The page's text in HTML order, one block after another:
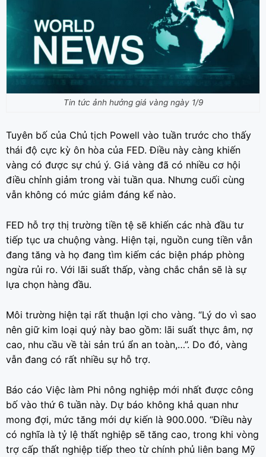
Tin tức ảnh hưởng giá vàng ngày 1/9
Tuyên bố của Chủ tịch Powell vào tuần trước cho thấy
thái độ cực kỳ ôn hòa của FED. Điều này càng khiến
vàng có được sự chú ý. Giá vàng đã có nhiều cơ hội
điều chỉnh giảm trong vài tuần qua. Nhưng cuối cùng
vẫn không có mức giảm đáng kể nào.
FED hỗ trợ thị trường tiền tệ sẽ khiến các nhà đầu tư
tiếp tục ưa chuộng vàng. Hiện tại, nguồn cung tiền vẫn
đang tăng và họ đang tìm kiếm các biện pháp phòng
ngừa rủi ro. Với lãi suất thấp, vàng chắc chắn sẽ là sự
lựa chọn hàng đầu.
Môi trường hiện tại rất thuận lợi cho vàng. “Lý do vì sao
nên giữ kim loại quý này bao gồm: lãi suất thực âm, nợ
cao, nhu cầu về tài sản trú ẩn an toàn,…”. Do đó, vàng
vẫn đang có rất nhiều sự hỗ trợ.
Báo cáo Việc làm Phi nông nghiệp mới nhất được công
bố vào thứ 6 tuần này. Dự báo không khả quan như
mong đợi, mức tăng mới dự kiến là 900.000. “Điều này
có nghĩa là tỷ lệ thất nghiệp sẽ tăng cao, trong khi vòng
trợ cấp thất nghiệp tiếp theo từ chính phủ liên bang Mỹ